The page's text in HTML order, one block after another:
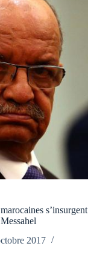
s’insurgent
2017